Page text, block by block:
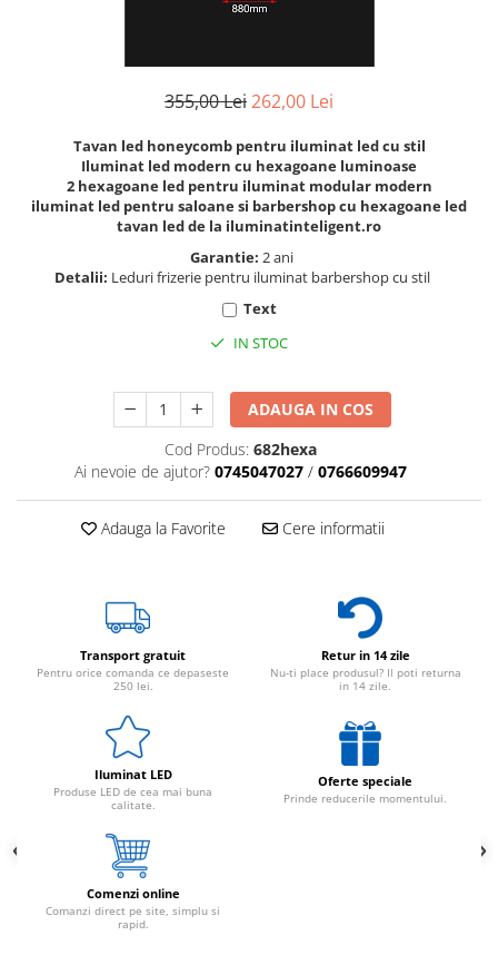
Ghirlande luminoase
Pendul led
Plafoniera LED
Spoturi Led
355,00 Lei262,00 Lei
Tavan led honeycomb pentru iluminat led cu stil
Iluminat led modern cu hexagoane luminoase
2 hexagoane led pentru iluminat modular modern
iluminat led pentru saloane si barbershop cu hexagoane led
tavan led de la iluminatinteligent.ro
Garantie: 2 ani
Detalii: Leduri frizerie pentru iluminat barbershop cu stil
Text
IN STOC
ADAUGA IN COS
Cod Produs: 682hexa
Ai nevoie de ajutor? 0745047027 / 0766609947
Adauga la Favorite Cere informatii
Transport gratuit
Pentru orice comanda ce depaseste
250 lei.
Retur in 14 zile
Nu-ti place produsul? Il poti returna
in 14 zile.
Iluminat LED
Produse LED de cea mai buna
calitate.
Oferte speciale
Prinde reducerile momentului.
Comenzi online
Comanzi direct pe site, simplu si
rapid.